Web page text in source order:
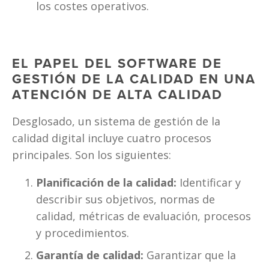
los costes operativos.
EL PAPEL DEL SOFTWARE DE
GESTIÓN DE LA CALIDAD EN UNA
ATENCIÓN DE ALTA CALIDAD
Desglosado, un sistema de gestión de la
calidad digital incluye cuatro procesos
principales. Son los siguientes:
Planificación de la calidad: Identificar y
describir sus objetivos, normas de
calidad, métricas de evaluación, procesos
y procedimientos.
Garantía de calidad: Garantizar que la